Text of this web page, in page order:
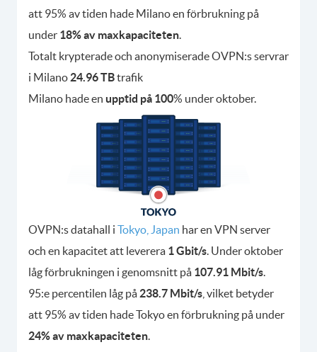
att 95% av tiden hade Milano en förbrukning på
under 18% av maxkapaciteten.
Totalt krypterade och anonymiserade OVPN:s servrar
i Milano 24.96 TBtrafik
Milano hade en upptid på 100% under oktober.
OVPN:s datahall i Tokyo, Japan har en VPN server
och en kapacitet att leverera 1 Gbit/s. Under oktober
låg förbrukningen i genomsnitt på 107.91 Mbit/s.
95:e percentilen låg på 238.7 Mbit/s , vilket betyder
att 95% av tiden hade Tokyo en förbrukning på under
24% av maxkapaciteten.